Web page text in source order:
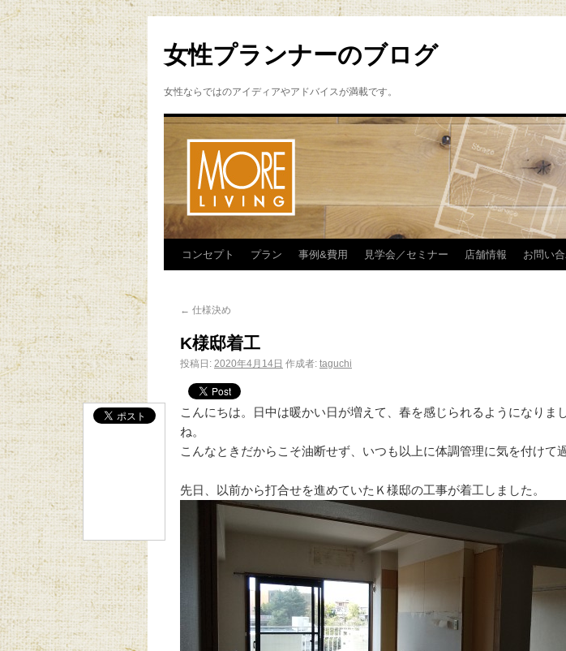
女性プランナーのブログ
女性ならではのアイディアやアドバイスが満載です。
コンセプト プラン 事例&費用 見学会／セミナー 店舗情報 お問い
← 仕様決め
K様邸着工
投稿日: 2020年4月14日 作成者: taguchi
こんにちは。日中は暖かい日が増えて、春を感じられるようになりま
ね
こんなときだからこそ油断せず、いつも以上に体調管理に気を付けて
先日、以前から打合せを進めていたＫ様邸の工事が着工しました。